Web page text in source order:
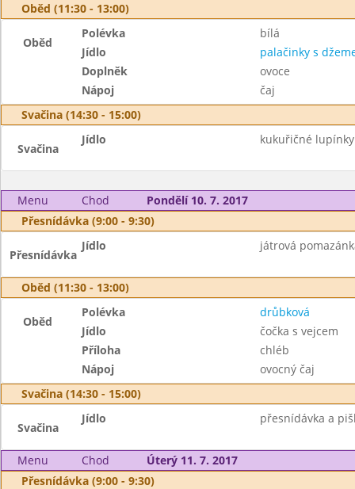
Oběd (11:30 - 13:00)
Oběd
Polévka
bílá
Jídlo
palačinky s
Doplněk
ovoce
Nápoj
čaj
Svačina (14:30 - 15:00)
Svačina
Jídlo kukuřičné
Menu Chod
Pondělí 10. 7. 2017
Přesnídávka (9:00 - 9:30)
Přesnídávka
Jídlo játrová
Oběd (11:30 - 13:00)
Oběd
Polévka
drůbková
Jídlo
čočka s vejcem
Příloha
chléb
Nápoj
ovocný čaj
Svačina (14:30 - 15:00)
Svačina
Jídlo přesnídávka a
Menu Chod
Úterý 11. 7. 2017
Přesnídávka (9:00 - 9:30)